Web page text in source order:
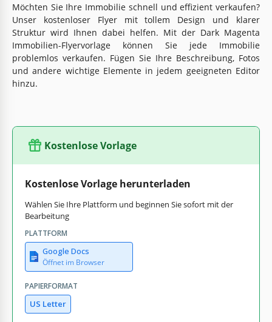
Möchten Sie Ihre Immobilie schnell und effizient verkaufen?
Unser kostenloser Flyer mit tollem Design und klarer
Struktur wird Ihnen dabei helfen. Mit der Dark Magenta
Immobilien-Flyervorlage können Sie jede Immobilie
problemlos verkaufen. Fügen Sie Ihre Beschreibung, Fotos
und andere wichtige Elemente in jedem geeigneten Editor
hinzu.
Kostenlose Vorlage
Kostenlose Vorlage herunterladen
Wählen Sie Ihre Plattform und beginnen Sie sofort mit der
Bearbeitung
PLATTFORM
Google Docs
Öffnet im Browser
PAPIERFORMAT
US Letter